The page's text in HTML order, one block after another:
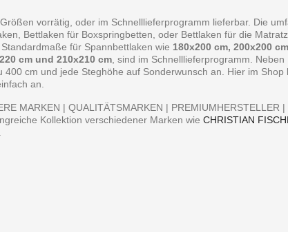
vorrätig, oder im Schnelllieferprogramm lieferbar. Die
Bettlaken für Boxspringbetten, oder Bettlaken für die
für Spannbettlaken wie 180x200 cm, 200x200
cm und 210x210 cm, sind im Schnelllieferprogramm.
400 cm und jede Steghöhe auf Sonderwunsch an. Hier im
an.
MARKEN | QUALITÄTSMARKEN |
Kollektion verschiedener Marken wieCHRISTIAN
.